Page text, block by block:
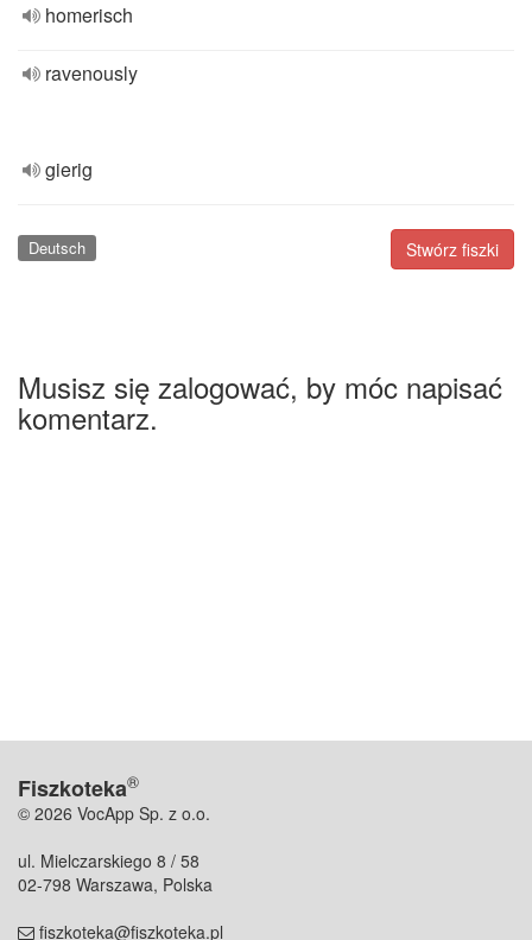
homerisch
ravenously
gierig
Stwórz fiszki
Deutsch
Musisz się zalogować, by móc napisać
komentarz.
Fiszkoteka®
© 2026 VocApp Sp. z o.o.
ul. Mielczarskiego 8 / 58
02-798 Warszawa, Polska
fiszkoteka@fiszkoteka.pl